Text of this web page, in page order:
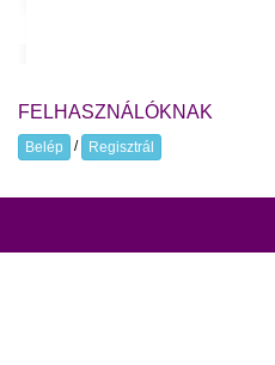
FELHASZNÁLÓKNAK
Belép / Regisztrál